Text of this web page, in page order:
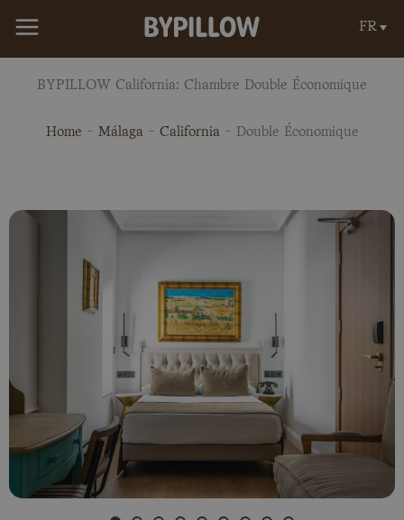
FR
BYPILLOW California: Chambre Double Économique
Home - Málaga- California- Double Économique